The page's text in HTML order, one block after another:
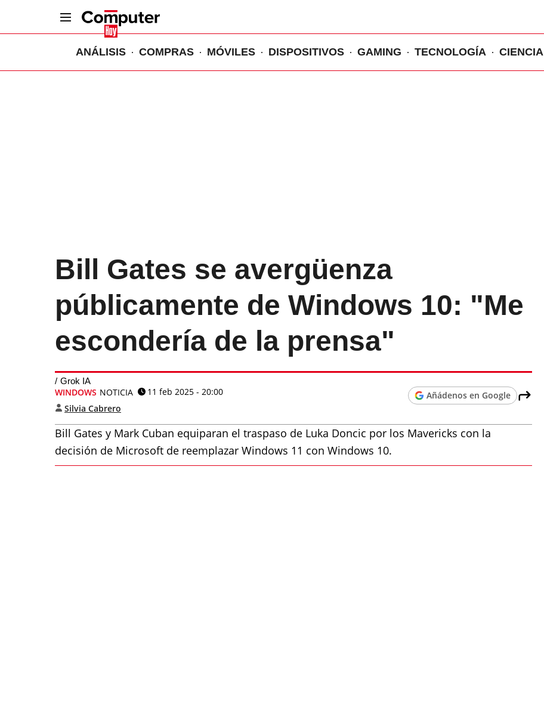
ANÁLISIS COMPRAS MÓVILES DISPOSITIVOS GAMING TECNOLOGÍA CIENCIA
Bill Gates se avergüenza
públicamente de Windows 10: "Me
escondería de la prensa"
Grok IA
WINDOWS NOTICIA
11 feb 2025 - 20:00
Silvia Cabrero
Añádenos en Google
Bill Gates y Mark Cuban equiparan el traspaso de Luka Doncic por los Mavericks con la
decisión de Microsoft de reemplazar Windows 11 con Windows 10.